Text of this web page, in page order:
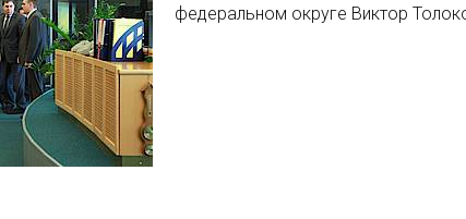
федеральном округе Виктор